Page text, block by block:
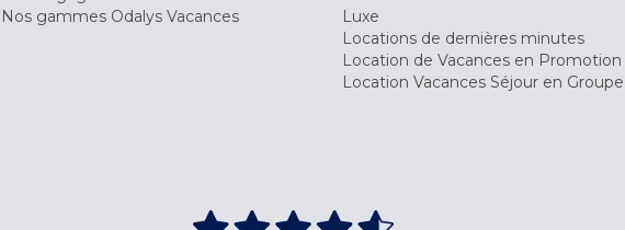
Nos gammes Odalys Vacances
Luxe
Locations de dernières minutes
Location de Vacances en Promotion
Location Vacances Séjour en Groupe